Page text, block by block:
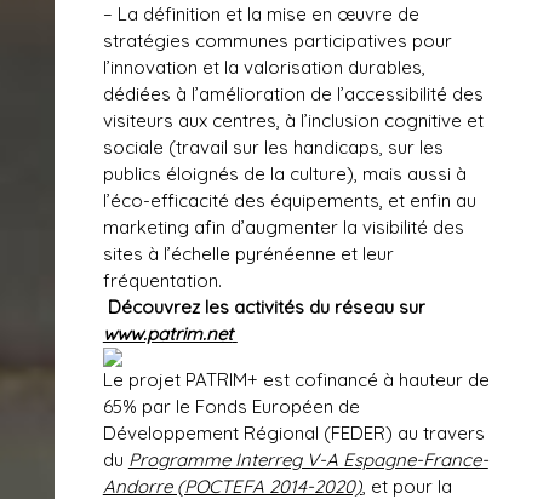
– La définition et la mise en œuvre de
stratégies communes participatives pour
l’innovation et la valorisation durables,
dédiées à l’amélioration de l’accessibilité des
visiteurs aux centres, à l’inclusion cognitive et
sociale (travail sur les handicaps, sur les
publics éloignés de la culture), mais aussi à
l’éco-efficacité des équipements, et enfin au
marketing afin d’augmenter la visibilité des
sites à l’échelle pyrénéenne et leur
fréquentation.
Découvrez les activités du réseau sur
www.patrim.net
Le projet PATRIM+ est cofinancé à hauteur de
65% par le Fonds Européen de
Développement Régional (FEDER) au travers
du Programme Interreg V-A Espagne-France-
Andorre (POCTEFA 2014-2020), et pour la